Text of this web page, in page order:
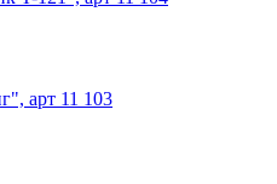
арт 11 103